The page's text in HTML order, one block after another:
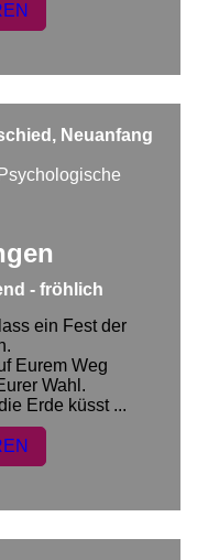
Neuanfang
- fröhlich
ein Fest der
Eurem Weg
Wahl.
Erde küsst ...